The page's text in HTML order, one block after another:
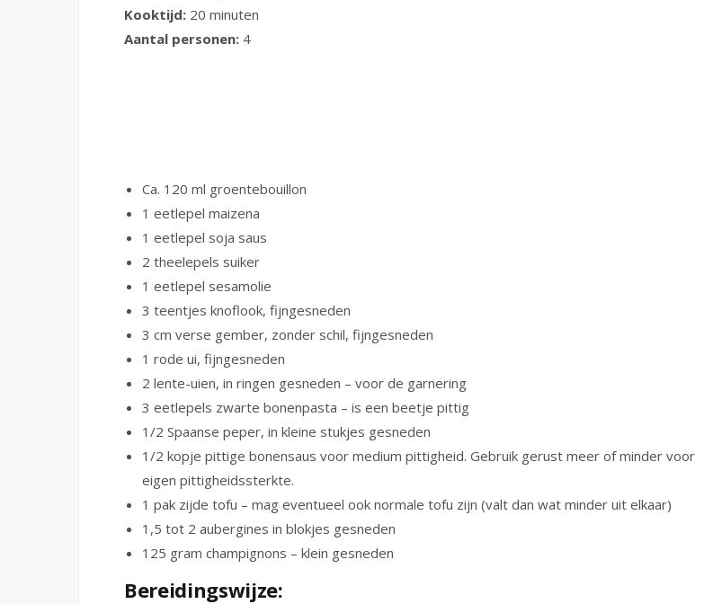
Kooktijd: 20 minuten
Aantal personen: 4
Ca. 120 ml groentebouillon
1 eetlepel maizena
1 eetlepel soja saus
2 theelepels suiker
1 eetlepel sesamolie
3 teentjes knoflook, fijngesneden
3 cm verse gember, zonder schil, fijngesneden
1 rode ui, fijngesneden
2 lente-uien, in ringen gesneden – voor de garnering
3 eetlepels zwarte bonenpasta – is een beetje pittig
1/2 Spaanse peper, in kleine stukjes gesneden
1/2 kopje pittige bonensaus voor medium pittigheid. Gebruik gerust meer of minder voor
eigen pittigheidssterkte.
1 pak zijde tofu – mag eventueel ook normale tofu zijn (valt dan wat minder uit elkaar)
1,5 tot 2 aubergines in blokjes gesneden
125 gram champignons – klein gesneden
Bereidingswijze: